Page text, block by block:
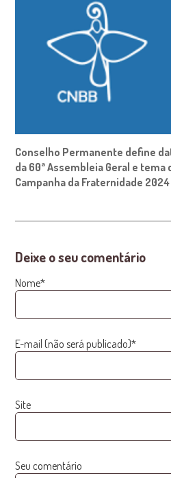
Conselho Permanente define
da 60ª Assembleia Geral e tema
Campanha da Fraternidade 2024
Deixe o seu comentário
Nome*
E-mail (não será publicado)*
Site
Seu comentário